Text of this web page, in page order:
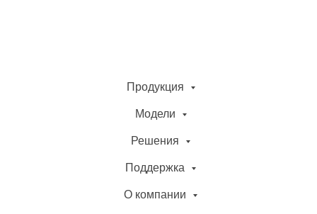
Продукция
Модели
Решения
Поддержка
О компании